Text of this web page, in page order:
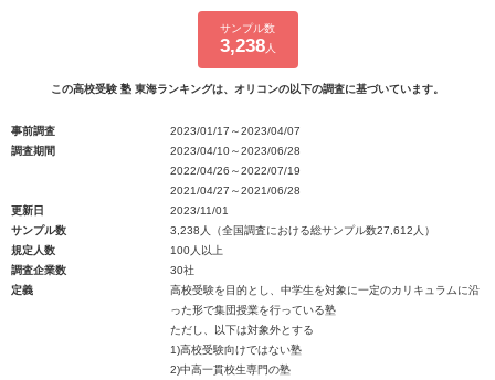
サンプル数
3,238人
この高校受験 塾 東海ランキングは、オリコンの以下の調査に基づいています。
事前調査
2023/01/17～2023/04/07
調査期間
2023/04/10～2023/06/28
2022/04/26～2022/07/19
2021/04/27～2021/06/28
更新日
2023/11/01
サンプル数
3,238人（全国調査における総サンプル数27,612人）
規定人数
100人以上
調査企業数
30社
定義
高校受験を目的とし、中学生を対象に一定のカリキュラムに沿
った形で集団授業を行っている塾
ただし、以下は対象外とする
1)高校受験向けではない塾
2)中高一貫校生専門の塾